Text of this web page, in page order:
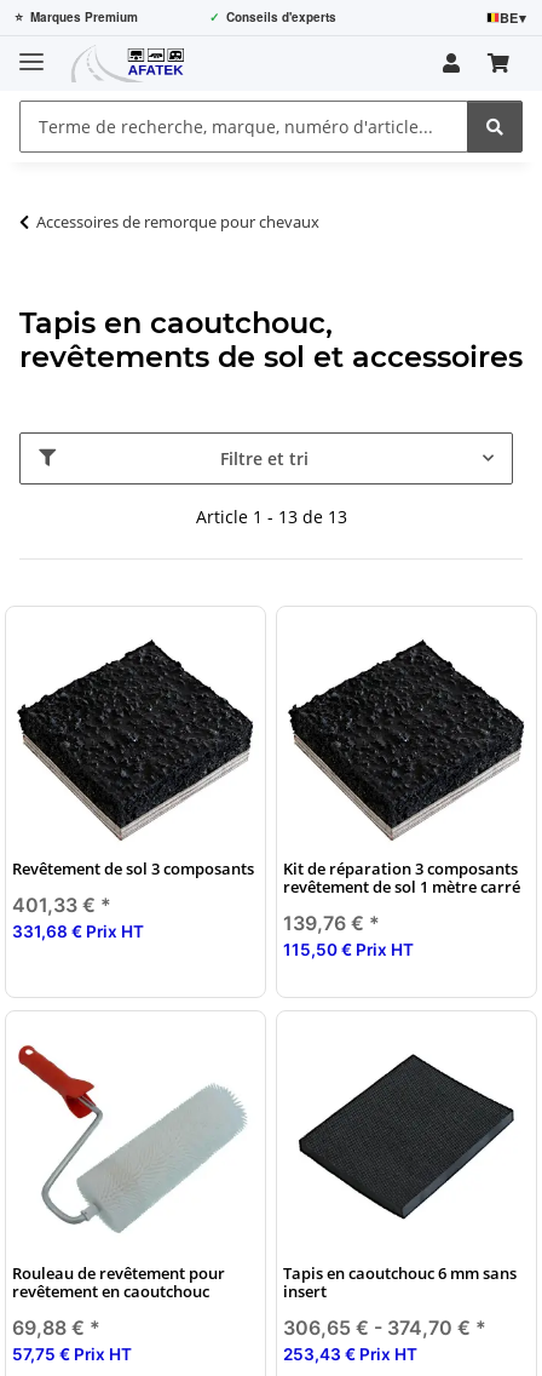
⭐ Marques Premium ✓ Conseils d'experts BE▾
Accessoires de remorque pour chevaux
Tapis en caoutchouc,
revêtements de sol et accessoires
Filtre et tri
Article 1 - 13 de 13
Revêtement de sol 3 composants
401,33 € *
331,68 € Prix HT
Kit de réparation 3 composants
revêtement de sol 1 mètre carré
139,76 € *
115,50 € Prix HT
Rouleau de revêtement pour
revêtement en caoutchouc
69,88 € *
57,75 € Prix HT
Tapis en caoutchouc 6 mm sans
insert
306,65 € - 374,70 € *
253,43 € Prix HT